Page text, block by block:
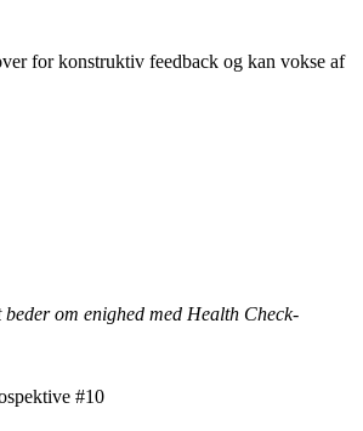
for konstruktiv feedback og kan vokse af
om enighed med Health Check-
#10